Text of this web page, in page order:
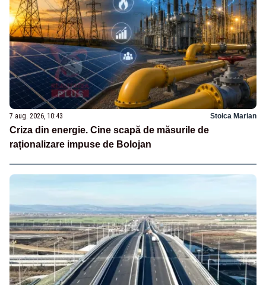
7 aug. 2026, 10:43 Stoica Marian
Criza din energie. Cine scapă de măsurile de
raționalizare impuse de Bolojan